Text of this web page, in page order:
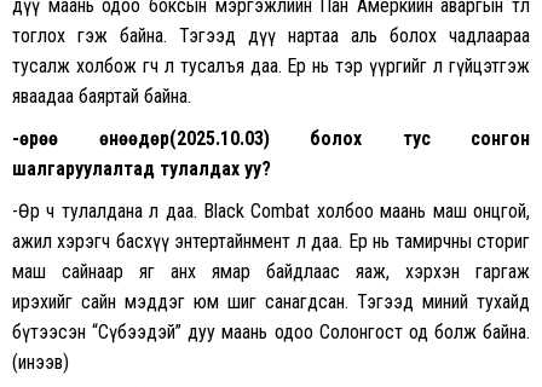
дүү маань одоо боксын мэргэжлийн Пан Амеркийн аваргын төлөө
тоглох гэж байна. Тэгээд дүү нартаа аль болох чадлаараа
тусалж холбож өгч л тусалъя даа. Ер нь тэр үүргийг л гүйцэтгэж
яваадаа баяртай байна.
-Өөрөө өнөөдөр(2025.10.03) болох тус сонгон
шалгаруулалтад тулалдах уу?
-Өөрөө ч тулалдана л даа. Black Combat холбоо маань маш онцгой,
ажил хэрэгч басхүү энтертайнмент л даа. Ер нь тамирчны сториг
маш сайнаар яг анх ямар байдлаас яаж, хэрхэн гаргаж
ирэхийг сайн мэддэг юм шиг санагдсан. Тэгээд миний тухайд
бүтээсэн “Сүбээдэй” дуу маань одоо Солонгост од болж байна.
(инээв)